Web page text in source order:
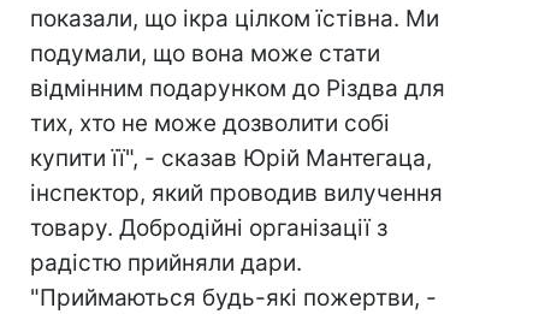
показали, що ікра цілком їстівна. Ми
подумали, що вона може стати
відмінним подарунком до Різдва для
тих, хто не може дозволити собі
купити її", - сказав Юрій Мантегаца,
інспектор, який проводив вилучення
товару. Добродійні організації з
радістю прийняли дари.
"Приймаються будь-які пожертви, -